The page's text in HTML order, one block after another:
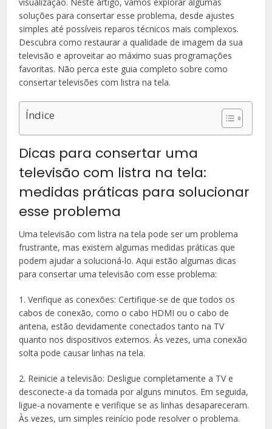
soluções para consertar esse problema, desde ajustes
simples até possíveis reparos técnicos mais complexos.
Descubra como restaurar a qualidade de imagem da sua
televisão e aproveitar ao máximo suas programações
favoritas. Não perca este guia completo sobre como
consertar televisões com listra na tela.
Índice
Dicas para consertar uma
televisão com listra na tela:
medidas práticas para solucionar
esse problema
Uma televisão com listra na tela pode ser um problema
frustrante, mas existem algumas medidas práticas que
podem ajudar a solucioná-lo. Aqui estão algumas dicas
para consertar uma televisão com esse problema:
1. Verifique as conexões: Certifique-se de que todos os
cabos de conexão, como o cabo HDMI ou o cabo de
antena, estão devidamente conectados tanto na TV
quanto nos dispositivos externos. Às vezes, uma conexão
solta pode causar linhas na tela.
2. Reinicie a televisão: Desligue completamente a TV e
desconecte-a da tomada por alguns minutos. Em seguida,
ligue-a novamente e verifique se as linhas desapareceram.
Às vezes, um simples reinício pode resolver o problema.